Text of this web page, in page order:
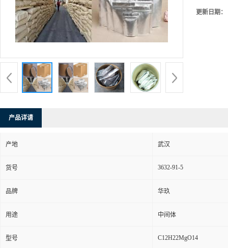
更新日期：
产品详请
产地 武汉
货号 3632-91-5
品牌 华玖
用途 中间体
型号 C12H22MgO14